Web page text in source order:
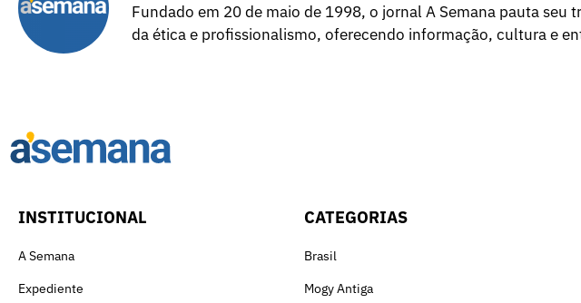
Fundado em 20 de maio de 1998, o jornal A Semana pauta
da ética e profissionalismo, oferecendo informação, cultura e
INSTITUCIONAL
A Semana
Expediente
CATEGORIAS
Brasil
Mogy Antiga